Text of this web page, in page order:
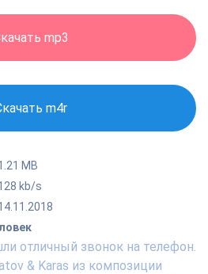
mp3
m4r
MB
kb/s
отличный звонок на телефон.
& Karas из композиции